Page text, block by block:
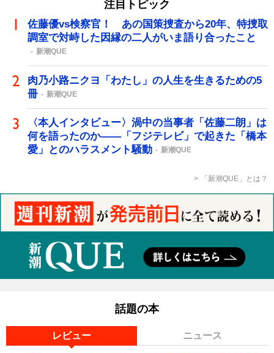
注目トピック
佐藤優vs検察官！ あの国策捜査から20年、特捜取
調室で対峙した因縁の二人がいま語り合ったこと
新潮QUE
肉乃小路ニクヨ「わたし」の人生を生きるための5
冊
新潮QUE
〈本人インタビュー〉渦中の当事者「佐藤二朗」は
何を語ったのか――「フジテレビ」で起きた「橋本
愛」とのハラスメント騒動
新潮QUE
「新潮QUE」とは？
話題の本
レビュー ニュース